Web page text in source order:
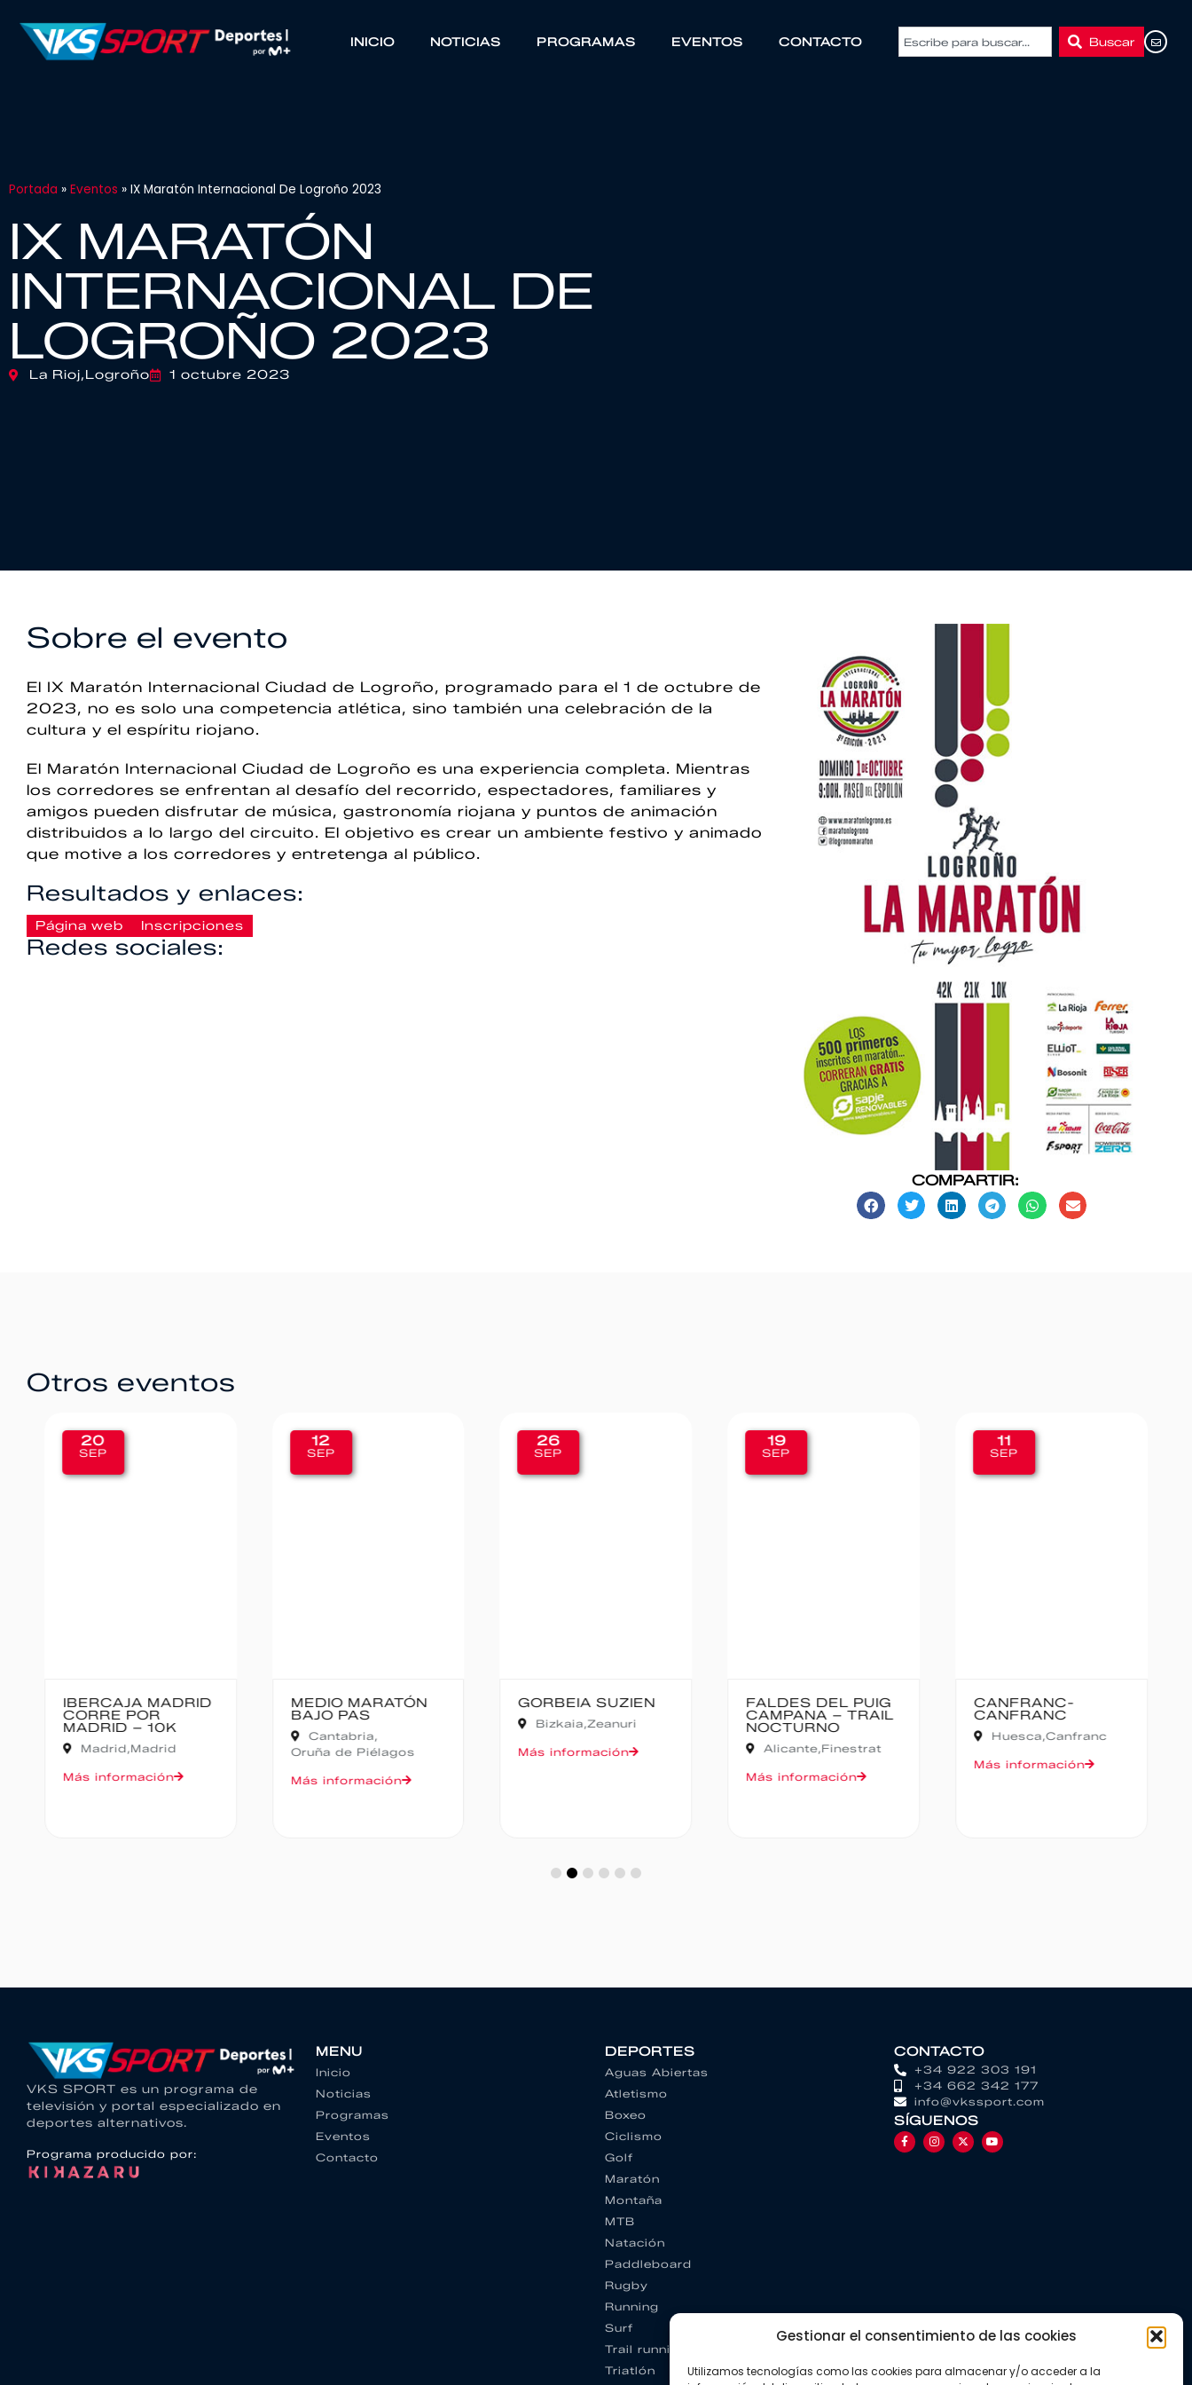
Gestionar el consentimiento de las cookies
Utilizamos tecnologías como las cookies para almacenar y/o acceder a la
INICIO NOTICIAS PROGRAMAS EVENTOS CONTACTO Buscar
Portada » Eventos » IX Maratón Internacional De Logroño 2023
IX MARATÓN
INTERNACIONAL DE
LOGROÑO 2023
La Rioj,Logroño 1 octubre 2023
Sobre el evento
El IX Maratón Internacional Ciudad de Logroño, programado para el 1 de octubre de
2023, no es solo una competencia atlética, sino también una celebración de la
cultura y el espíritu riojano.
El Maratón Internacional Ciudad de Logroño es una experiencia completa. Mientras
los corredores se enfrentan al desafío del recorrido, espectadores, familiares y
amigos pueden disfrutar de música, gastronomía riojana y puntos de animación
distribuidos a lo largo del circuito. El objetivo es crear un ambiente festivo y animado
que motive a los corredores y entretenga al público.
Resultados y enlaces:
Página web Inscripciones
Redes sociales:
COMPARTIR:
Otros eventos
20
SEP
IBERCAJA MADRID
CORRE POR
MADRID – 10K
Madrid,Madrid
Más información
12
SEP
MEDIO MARATÓN
BAJO PAS
Cantabria,
Oruña de Piélagos
Más información
26
SEP
GORBEIA SUZIEN
Bizkaia,Zeanuri
Más información
19
SEP
FALDES DEL PUIG
CAMPANA – TRAIL
NOCTURNO
Alicante,Finestrat
Más información
11
SEP
CANFRANC-
CANFRANC
Huesca,Canfranc
Más información
VKS SPORT es un programa de
televisión y portal especializado en
deportes alternativos.
Programa producido por:
MENU
Inicio
Noticias
Programas
Eventos
Contacto
DEPORTES
Aguas Abiertas
Atletismo
Boxeo
Ciclismo
Golf
Maratón
Montaña
MTB
Natación
Paddleboard
Rugby
Running
Surf
Trail running
Triatlón
CONTACTO
+34 922 303 191
+34 662 342 177
info@vkssport.com
SÍGUENOS